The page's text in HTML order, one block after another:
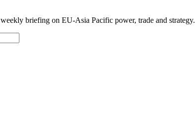
briefing on EU-Asia Pacific power, trade and strategy.